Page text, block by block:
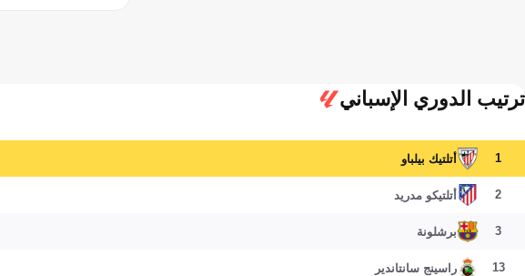
ترتيب الدوري الإسباني
1 أتلتيك بيلباو
2 أتلتيكو مدريد
3 برشلونة
13 راسينج سانتاندير